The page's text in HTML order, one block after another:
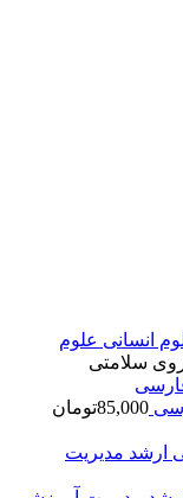
انسانی علوم
سلامتی
85,000تومان